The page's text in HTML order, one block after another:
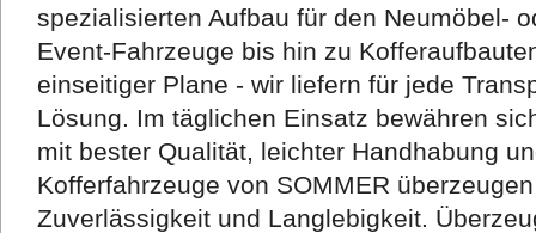
spezialisierten Aufbau für den Neumöbel-
Event-Fahrzeuge bis hin zu
einseitiger Plane - wir liefern für jede
Lösung. Im täglichen Einsatz bewähren
mit bester Qualität, leichter Handhabung
Kofferfahrzeuge von SOMMER
Zuverlässigkeit und Langlebigkeit.